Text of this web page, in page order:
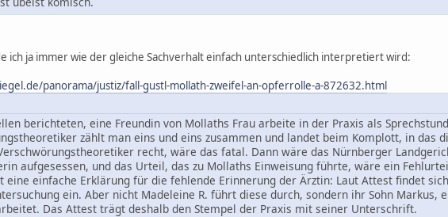
ich ja immer wie der gleiche Sachverhalt einfach unterschiedlich interpretiert wird:
panorama/justiz/fall-gustl-mollath-zweifel-an-opferrolle-a-872632.html
berichteten, eine Freundin von Mollaths Frau arbeite in der Praxis als
zählt man eins und eins zusammen und landet beim Komplott, in das
recht, wäre das fatal. Dann wäre das Nürnberger
aufgesessen, und das Urteil, das zu Mollaths Einweisung führte, wäre ein
eine einfache Erklärung für die fehlende Erinnerung der Ärztin: Laut Attest findet
ein. Aber nicht Madeleine R. führt diese durch, sondern ihr Sohn Markus,
Das Attest trägt deshalb den Stempel der Praxis mit seiner Unterschrift.